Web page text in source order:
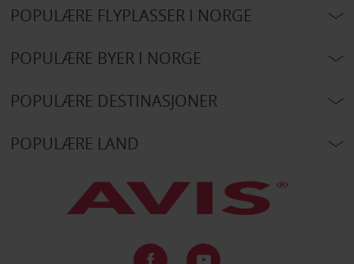
POPULÆRE FLYPLASSER I NORGE
POPULÆRE BYER I NORGE
POPULÆRE DESTINASJONER
POPULÆRE LAND